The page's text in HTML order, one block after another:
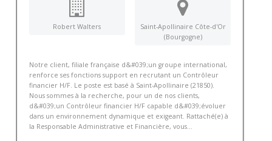
Robert Walters
Saint-Apollinaire Côte-d'Or
(Bourgogne)
Notre client, filiale française d&#039;un groupe international,
renforce ses fonctions support en recrutant un Contrôleur
financier H/F. Le poste est basé à Saint-Apollinaire (21850).
Nous sommes à la recherche, pour un de nos clients,
d&#039;un Contrôleur financier H/F capable d&#039;évoluer
dans un environnement dynamique et exigeant. Rattaché(e) à
la Responsable Administrative et Financière, vous...